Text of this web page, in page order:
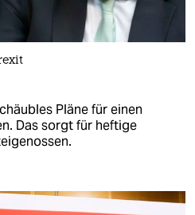
Pläne für einen
Das sorgt für heftige